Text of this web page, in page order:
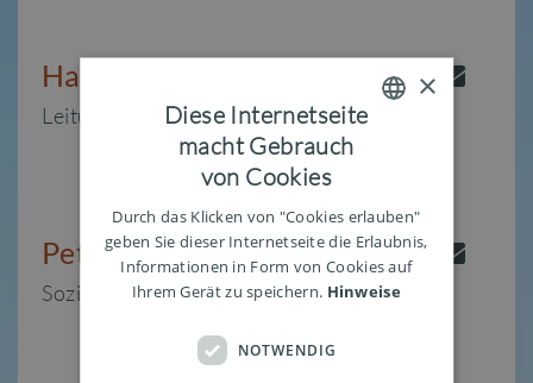
Harald Kaiser
Leitung Haustechnik
Petra Neuland-Seibel
Sozialdienstleitung
×
Diese Internetseite
macht Gebrauch
von Cookies
Durch das Klicken von "Cookies erlauben"
geben Sie dieser Internetseite die Erlaubnis,
Informationen in Form von Cookies auf
Ihrem Gerät zu speichern. Hinweise
NOTWENDIG